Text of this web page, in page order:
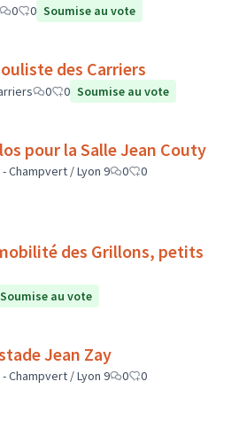
0 0 Soumise au vote
des Carriers
0 0 Soumise au vote
pour la Salle Jean Couty
Champvert / Lyon 9 0
0
des Grillons, petits
Soumise au vote
Jean Zay
Champvert / Lyon 9 0
0